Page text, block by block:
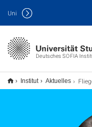
Deutsches SOFIA
Uni
Institut Aktuelles Fliegende